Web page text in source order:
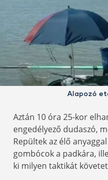
Alapozó
Aztán 10 óra 25-kor
engedélyező dudaszó,
Repültek az élő
gombócok a padkára,
ki milyen taktikát